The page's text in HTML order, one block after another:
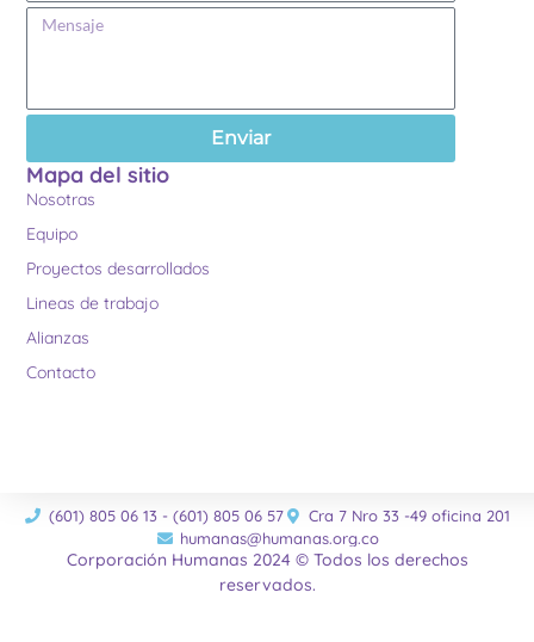
Enviar
Mapa del sitio
Nosotras
Equipo
Proyectos desarrollados
Lineas de trabajo
Alianzas
Contacto
(601) 805 06 13 - (601) 805 06 57
Cra 7 Nro 33 -49 oficina 201
humanas@humanas.org.co
Corporación Humanas 2024 © Todos los derechos
reservados.